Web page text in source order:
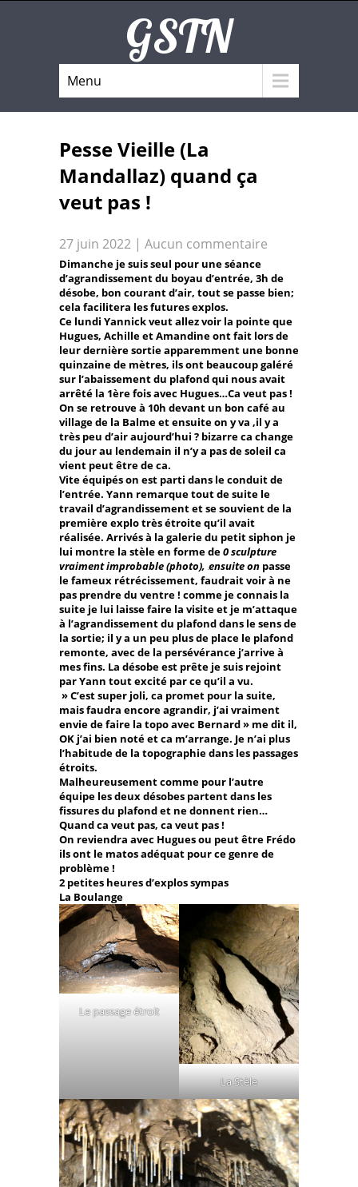
GSTN
Menu
Pesse Vieille (La
Mandallaz) quand ça
veut pas !
27 juin 2022 | Aucun commentaire
Dimanche je suis seul pour une séance
d’agrandissement du boyau d’entrée, 3h de
désobe, bon courant d’air, tout se passe bien;
cela facilitera les futures explos.
Ce lundi Yannick veut allez voir la pointe que
Hugues, Achille et Amandine ont fait lors de
leur dernière sortie apparemment une bonne
quinzaine de mètres, ils ont beaucoup galéré
sur l’abaissement du plafond qui nous avait
arrêté la 1ère fois avec Hugues…Ca veut pas !
On se retrouve à 10h devant un bon café au
village de la Balme et ensuite on y va ,il y a
très peu d’air aujourd’hui ? bizarre ca change
du jour au lendemain il n’y a pas de soleil ca
vient peut être de ca.
Vite équipés on est parti dans le conduit de
l’entrée. Yann remarque tout de suite le
travail d’agrandissement et se souvient de la
première explo très étroite qu’il avait
réalisée. Arrivés à la galerie du petit siphon je
lui montre la stèle en forme de0sculpture
vraiment improbable (photo), ensuite on passe
le fameux rétrécissement, faudrait voir à ne
pas prendre du ventre ! comme je connais la
suite je lui laisse faire la visite et je m’attaque
à l’agrandissement du plafond dans le sens de
la sortie; il y a un peu plus de place le plafond
remonte, avec de la persévérance j’arrive à
mes fins. La désobe est prête je suis rejoint
par Yann tout excité par ce qu’il a vu.
» C’est super joli, ca promet pour la suite,
mais faudra encore agrandir, j’ai vraiment
envie de faire la topo avec Bernard » me dit il,
OK j’ai bien noté et ca m’arrange. Je n’ai plus
l’habitude de la topographie dans les passages
étroits.
Malheureusement comme pour l’autre
équipe les deux désobes partent dans les
fissures du plafond et ne donnent rien…
Quand ca veut pas, ca veut pas !
On reviendra avec Hugues ou peut être Frédo
ils ont le matos adéquat pour ce genre de
problème !
2 petites heures d’explos sympas
La Boulange
Le passage étroit
La Stèle